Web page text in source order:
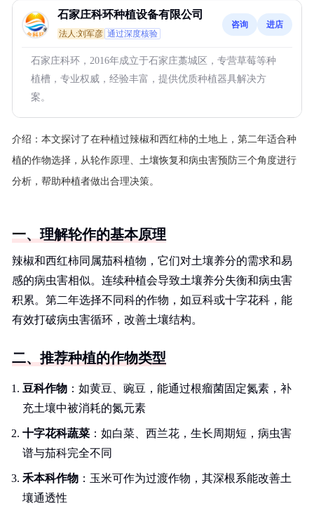
石家庄科环种植设备有限公司
法人:刘军彦 通过深度核验
咨询 进店
石家庄科环，2016年成立于石家庄藁城区，专营草莓等种
植槽，专业权威，经验丰富，提供优质种植器具解决方
案。
介绍： 本文探讨了在种植过辣椒和西红柿的土地上，第二年适合种
植的作物选择，从轮作原理、土壤恢复和病虫害预防三个角度进行
分析，帮助种植者做出合理决策。
一、理解轮作的基本原理
辣椒和西红柿同属茄科植物，它们对土壤养分的需求和易
感的病虫害相似。连续种植会导致土壤养分失衡和病虫害
积累。第二年选择不同科的作物，如豆科或十字花科，能
有效打破病虫害循环，改善土壤结构。
二、推荐种植的作物类型
豆科作物 ：如黄豆、豌豆，能通过根瘤菌固定氮素，补
充土壤中被消耗的氮元素
十字花科蔬菜 ：如白菜、西兰花，生长周期短，病虫害
谱与茄科完全不同
禾本科作物 ：玉米可作为过渡作物，其深根系能改善土
壤通透性